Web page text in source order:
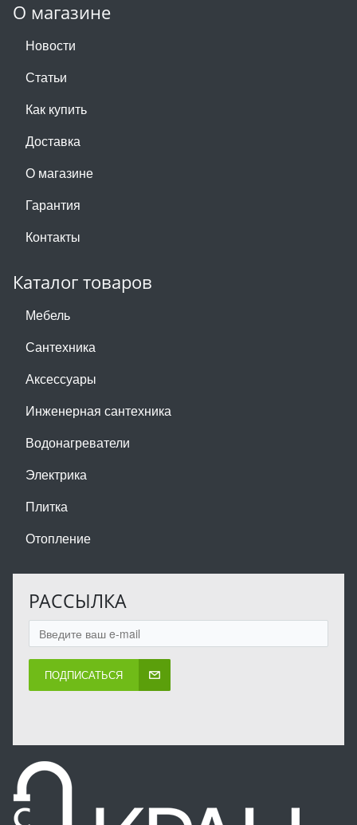
О магазине
Новости
Статьи
Как купить
Доставка
О магазине
Гарантия
Контакты
Каталог товаров
Мебель
Сантехника
Аксессуары
Инженерная сантехника
Водонагреватели
Электрика
Плитка
Отопление
РАССЫЛКА
ПОДПИСАТЬСЯ